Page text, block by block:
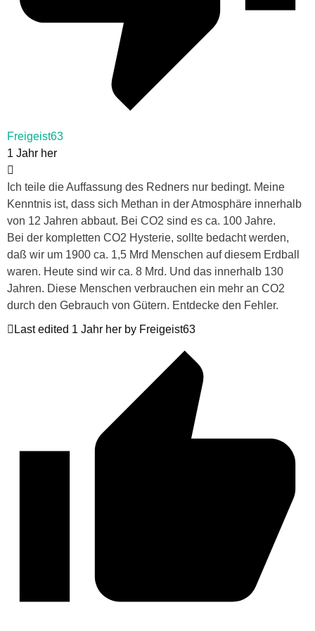
Freigeist63
1 Jahr her
Ich teile die Auffassung des Redners nur bedingt. Meine
Kenntnis ist, dass sich Methan in der Atmosphäre innerhalb
von 12 Jahren abbaut. Bei CO2 sind es ca. 100 Jahre.
Bei der kompletten CO2 Hysterie, sollte bedacht werden,
daß wir um 1900 ca. 1,5 Mrd Menschen auf diesem Erdball
waren. Heute sind wir ca. 8 Mrd. Und das innerhalb 130
Jahren. Diese Menschen verbrauchen ein mehr an CO2
durch den Gebrauch von Gütern. Entdecke den Fehler.
Last edited 1 Jahr her by Freigeist63